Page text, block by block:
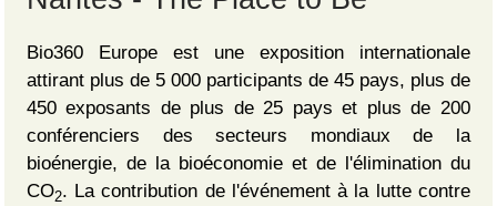
Bio360 Europe est une exposition internationale
attirant plus de 5 000 participants de 45 pays, plus de
450 exposants de plus de 25 pays et plus de 200
conférenciers des secteurs mondiaux de la
bioénergie, de la bioéconomie et de l'élimination du
CO2. La contribution de l'événement à la lutte contre